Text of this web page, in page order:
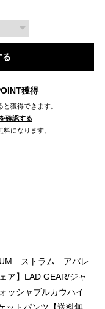
る
獲得
と獲得できます。
確認する
になります。
ストラム アパレ
ア】LAD GEAR/ジャ
ッシャブルカウハイ